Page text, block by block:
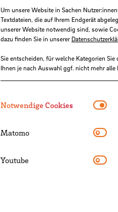
15.07.2026
Europäische
STARS EU
Solving“
Um unsere Website in Sachen
Textdateien, die auf Ihrem Endgerät
unserer Website notwendig sind, sowie
dazu finden Sie in unserer
Sie entscheiden, für welche Kategorien
Ihnen je nach Auswahl ggf. nicht mehr
Notwendige Cookies
Matomo
Youtube